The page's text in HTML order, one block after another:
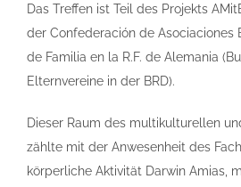
Das Treffen ist Teil des Projekts
der Confederación de Asociaciones
de Familia en la R.F. de Alemania
Elternvereine in der BRD).
Dieser Raum des multikulturellen
zählte mit der Anwesenheit des
körperliche Aktivität Darwin Amias,